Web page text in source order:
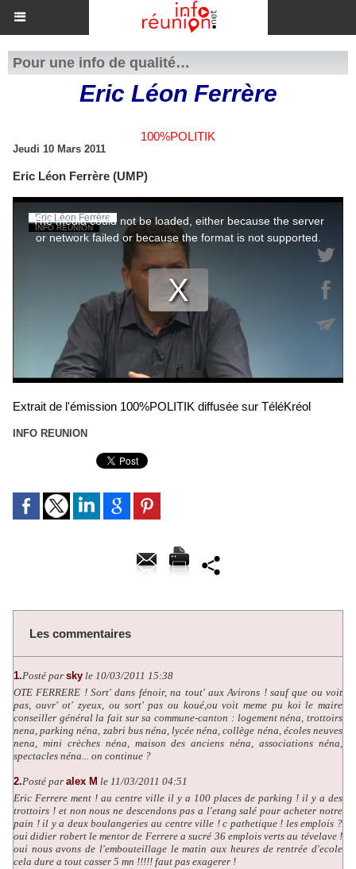
Pour une info de qualité…
Eric Léon Ferrère
100%POLITIK
Jeudi 10 Mars 2011
Eric Léon Ferrère (UMP)
Extrait de l'émission 100%POLITIK diffusée sur TéléKréol
INFO REUNION
Les commentaires
1.Posté par sky le 10/03/2011 15:38
OTE FERRERE ! Sort' dans fénoir, na tout' aux Avirons ! sauf que ou voit
pas, ouvr' ot' zyeux, ou sort' pas ou koué,ou voit meme pu koi le maire
conseiller général la fait sur sa commune-canton : logement néna, trottoirs
nena, parking néna, zabri bus néna, lycée néna, collège néna, écoles neuves
nena, mini crèches néna, maison des anciens néna, associations néna,
spectacles néna... on continue ?
2.Posté par alex M le 11/03/2011 04:51
Eric Ferrere ment ! au centre ville il y a 100 places de parking ! il y a des
trottoirs ! et non nous ne descendons pas a l'etang salé pour acheter notre
pain ! il y a deux boulangeries au centre ville ! c pathetique ! les emplois ?
oui didier robert le mentor de Ferrere a sucré 36 emplois verts au tévelave !
oui nous avons de l'embouteillage le matin aux heures de rentrée d'ecole
cela dure a tout casser 5 mn !!!!! faut pas exagerer !